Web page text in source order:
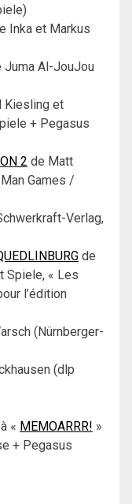
Inka et Markus
Juma Al-JouJou
Kiesling et
+ Pegasus
2 de Matt
Games /
Verlag,
de
Spiele, « Les
l’édition
(Nürnberger-
(dlp
« MEMOARRR! »
+ Pegasus